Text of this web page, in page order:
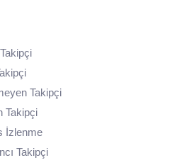
Takipçi
Takipçi
İzlenme
Takipçi